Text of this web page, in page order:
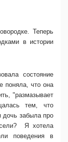
Теперь
в истории
состояние
поняла, что она
"размазывает
тем, что
дочь забыла про
Я хотела
поведения в